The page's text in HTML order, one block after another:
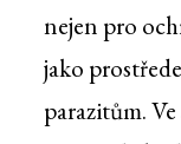
nejen pro
jako
parazitům.